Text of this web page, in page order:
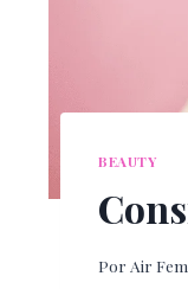
BEAUTY
Por Air